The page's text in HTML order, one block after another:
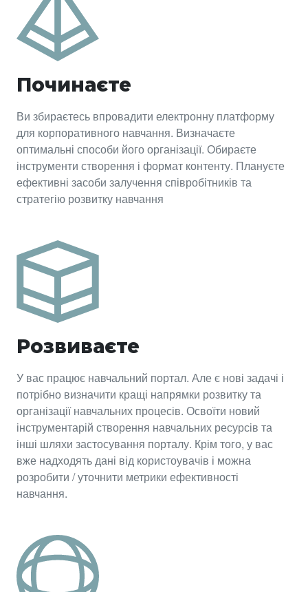
Починаєте
Ви збираєтесь впровадити електронну платформу
для корпоративного навчання. Визначаєте
оптимальні способи його організації. Обираєте
інструменти створення і формат контенту. Плануєте
ефективні засоби залучення співробітників та
стратегію розвитку навчання
Розвиваєте
У вас працює навчальний портал. Але є нові задачі і
потрібно визначити кращі напрямки розвитку та
організації навчальних процесів. Освоїти новий
інструментарій створення навчальних ресурсів та
інші шляхи застосування порталу. Крім того, у вас
вже надходять дані від користоувачів і можна
розробити / уточнити метрики ефективності
навчання.